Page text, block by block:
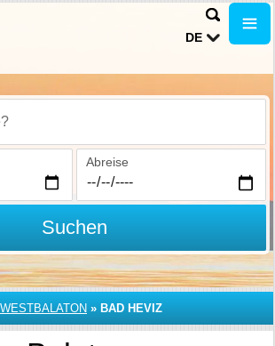
DE
Abreise
Suchen
WESTBALATON » BAD HEVIZ